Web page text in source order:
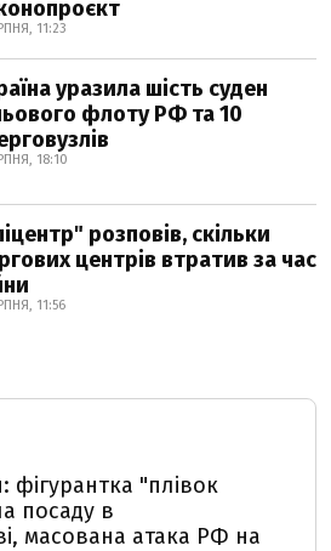
11:23
уразила шість суден
флоту РФ та 10
18:10
розповів, скільки
центрів втратив за час
11:56
фігурантка "плівок
посаду в
масована атака РФ на